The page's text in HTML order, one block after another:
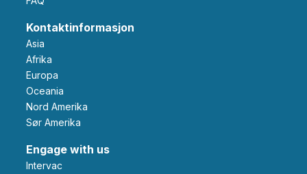
Kontaktinformasjon
Asia
Afrika
Europa
Oceania
Nord Amerika
Sør Amerika
Engage with us
Intervac